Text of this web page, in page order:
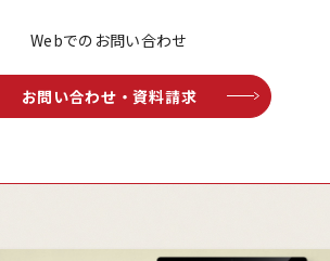
Webでのお問い合わせ
お問い合わせ・資料請求